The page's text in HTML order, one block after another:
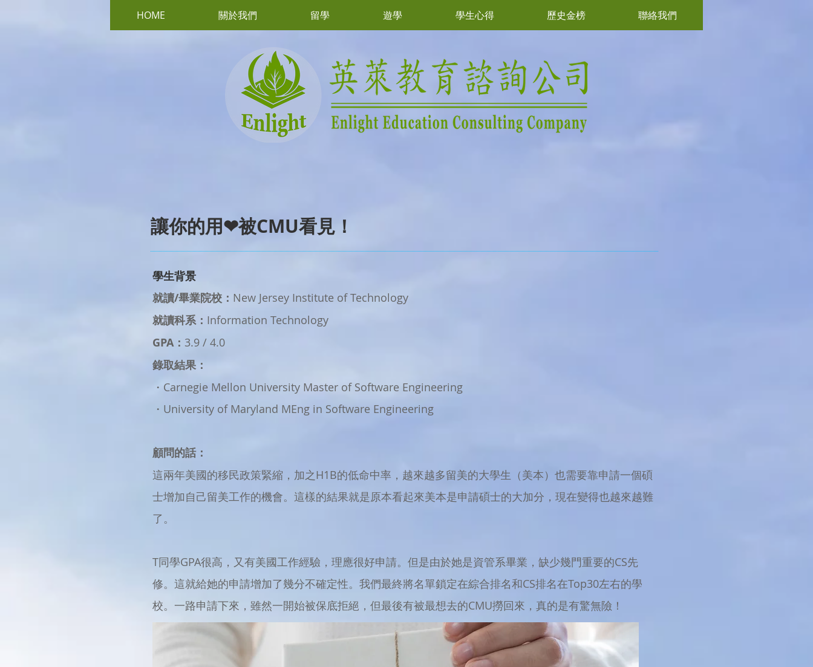
HOME 關於我們 留學 遊學 學生心得 歷史金榜 聯絡我們
​讓你的用❤被CMU看見！
學生背景
就讀/畢業院校： New Jersey Institute of Technology
就讀科系： Information Technology
GPA： 3.9 / 4.0
錄取結果：
・Carnegie Mellon University Master of Software Engineering
・University of Maryland MEng in Software Engineering
顧問的話：
​這兩年美國的移民政策緊縮，加之H1B的低命中率，越來越多留美的大學生（美本）也需要靠申請一個碩
士增加自己留美工作的機會。這樣的結果就是原本看起來美本是申請碩士的大加分，現在變得也越來越難
了。
T同學GPA很高，又有美國工作經驗，理應很好申請。但是由於她是資管系畢業，缺少幾門重要的CS先
修。這就給她的申請增加了幾分不確定性。我們最終將名單鎖定在綜合排名和CS排名在Top30左右的學
校。一路申請下來，雖然一開始被保底拒絕，但最後有被最想去的CMU撈回來，真的是有驚無險！​